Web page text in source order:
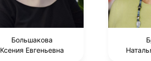
Большакова
Ксения Евгеньевна